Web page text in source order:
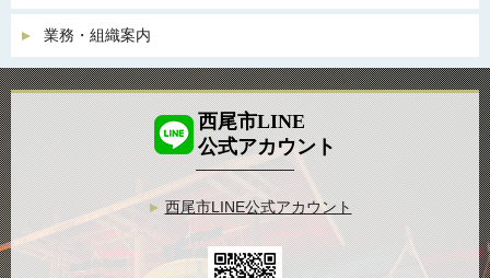
業務・組織案内
西尾市LINE
公式アカウント
西尾市LINE公式アカウント